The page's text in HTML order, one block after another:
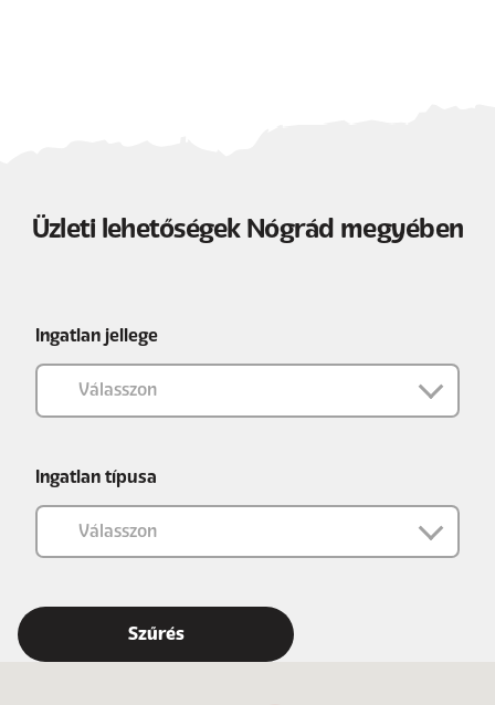
Üzleti lehetőségek Nógrád megyében
Ingatlan jellege
Ingatlan típusa